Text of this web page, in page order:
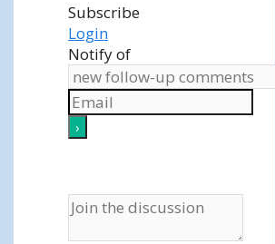
Subscribe
Login
Notify of